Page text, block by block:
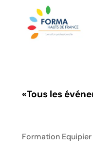
«Tous les
Formation